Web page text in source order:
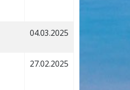
04.03.2025
27.02.2025